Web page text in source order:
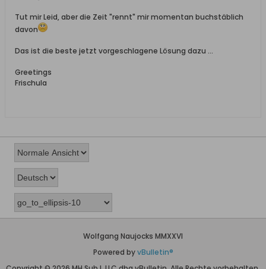
Tut mir Leid, aber die Zeit "rennt" mir momentan buchstäblich
davon
Das ist die beste jetzt vorgeschlagene Lösung dazu ...
Greetings
Frischula
Wolfgang Naujocks MMXXVI
Powered byvBulletin®